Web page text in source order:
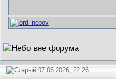
07.06.2026, 22:26